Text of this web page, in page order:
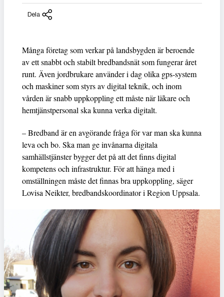
Dela
Många företag som verkar på landsbygden är beroende
av ett snabbt och stabilt bredbandsnät som fungerar året
runt. Även jordbrukare använder i dag olika gps-system
och maskiner som styrs av digital teknik, och inom
vården är snabb uppkoppling ett måste när läkare och
hemtjänstpersonal ska kunna verka digitalt.
– Bredband är en avgörande fråga för var man ska kunna
leva och bo. Ska man ge invånarna digitala
samhällstjänster bygger det på att det finns digital
kompetens och infrastruktur. För att hänga med i
omställningen måste det finnas bra uppkoppling, säger
Lovisa Neikter, bredbandskoordinator i Region Uppsala.